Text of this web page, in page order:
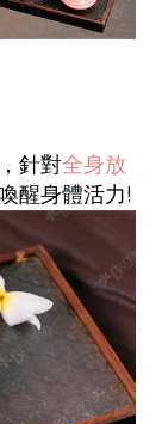
針對全身放
喚醒身體活力!